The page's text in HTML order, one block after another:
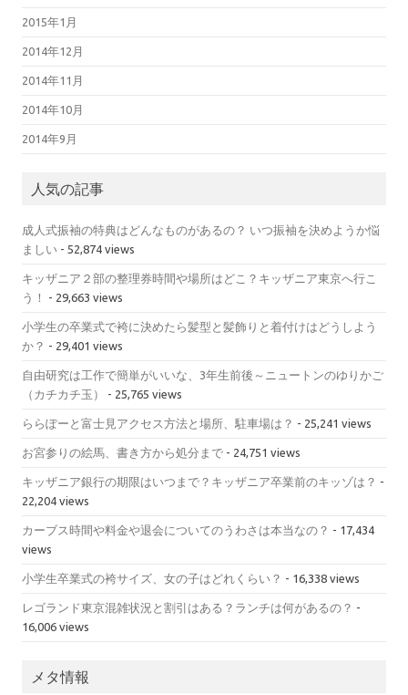
2015年1月
2014年12月
2014年11月
2014年10月
2014年9月
人気の記事
成人式振袖の特典はどんなものがあるの？ いつ振袖を決めようか悩
ましい - 52,874 views
キッザニア２部の整理券時間や場所はどこ？キッザニア東京へ行こ
う！
- 29,663 views
小学生の卒業式で袴に決めたら髪型と髪飾りと着付けはどうしよう
か？ - 29,401 views
自由研究は工作で簡単がいいな、3年生前後～ニュートンのゆりかご
（カチカチ玉）
- 25,765 views
ららぽーと富士見アクセス方法と場所、駐車場は？ - 25,241 views
お宮参りの絵馬、書き方から処分まで - 24,751 views
キッザニア銀行の期限はいつまで？キッザニア卒業前のキッゾは？ -
22,204 views
カーブス時間や料金や退会についてのうわさは本当なの？ - 17,434
views
小学生卒業式の袴サイズ、女の子はどれくらい？ - 16,338 views
レゴランド東京混雑状況と割引はある？ランチは何があるの？ -
16,006 views
メタ情報